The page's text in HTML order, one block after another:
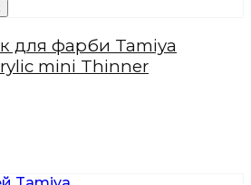
для фарби Tamiya
mini Thinner